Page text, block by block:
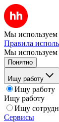
Мы используем
Правила
Мы
Понятно
Ищу работу
Ищу работу
Ищу работу
Ищу
Сервисы